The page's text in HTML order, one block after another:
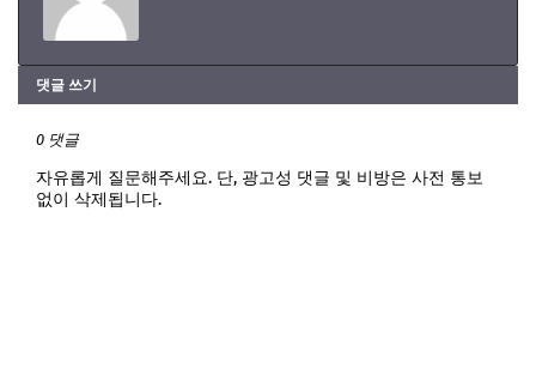
댓글 쓰기
0 댓글
자유롭게 질문해주세요. 단, 광고성 댓글 및 비방은 사전 통보
없이 삭제됩니다.